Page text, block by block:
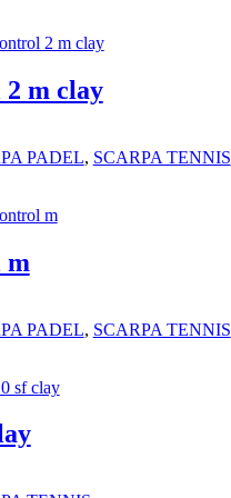
2 m clay
PADEL, SCARPA TENNIS
m
PADEL, SCARPA TENNIS